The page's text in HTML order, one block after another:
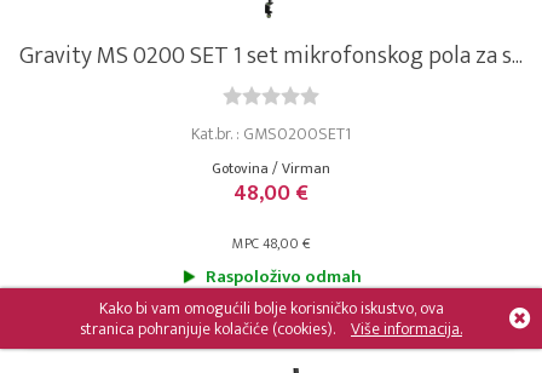
Gravity MS 0200 SET 1 set mikrofonskog pola za s...
Kat.br. : GMS0200SET1
Gotovina / Virman
48,00 €
MPC 48,00 €
Raspoloživo odmah
dodaj u košaricu
Kako bi vam omogućili bolje korisničko iskustvo, ova
stranica pohranjuje kolačiće (cookies). Više informacija.